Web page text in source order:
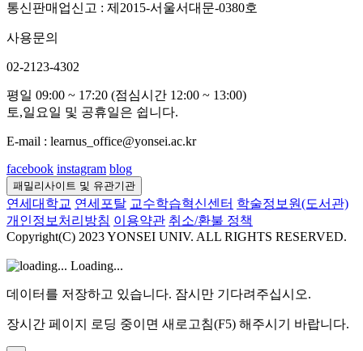
통신판매업신고 : 제2015-서울서대문-0380호
사용문의
02-2123-4302
평일 09:00 ~ 17:20 (점심시간 12:00 ~ 13:00)
토,일요일 및 공휴일은 쉽니다.
E-mail : learnus_office@yonsei.ac.kr
facebook instagram blog
패밀리사이트 및 유관기관
연세대학교 연세포탈 교수학습혁신센터 학술정보원(도서관)
개인정보처리방침 이용약관 취소/환불 정책
Copyright(C) 2023 YONSEI UNIV. ALL RIGHTS RESERVED.
Loading...
데이터를 저장하고 있습니다. 잠시만 기다려주십시오.
장시간 페이지 로딩 중이면 새로고침(F5) 해주시기 바랍니다.